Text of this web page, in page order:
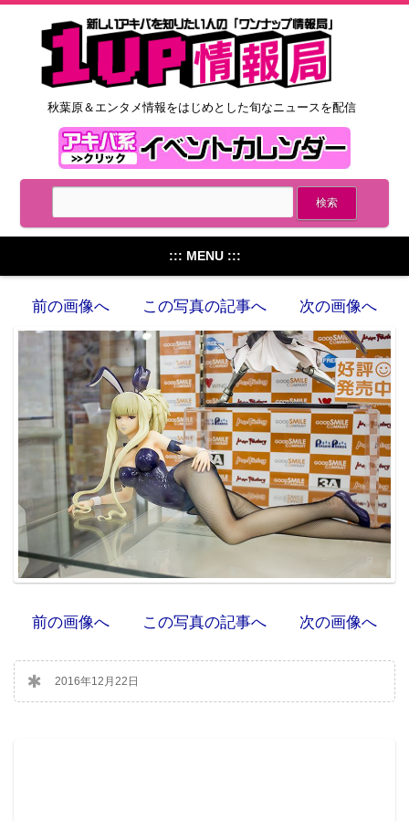
秋葉原＆エンタメ情報をはじめとした旬なニュースを配信
::: MENU :::
前の画像へ この写真の記事へ 次の画像へ
前の画像へ この写真の記事へ 次の画像へ
2016年12月22日